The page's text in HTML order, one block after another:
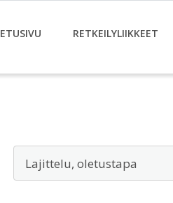
ETUSIVU RETKEILYLIIKKEET